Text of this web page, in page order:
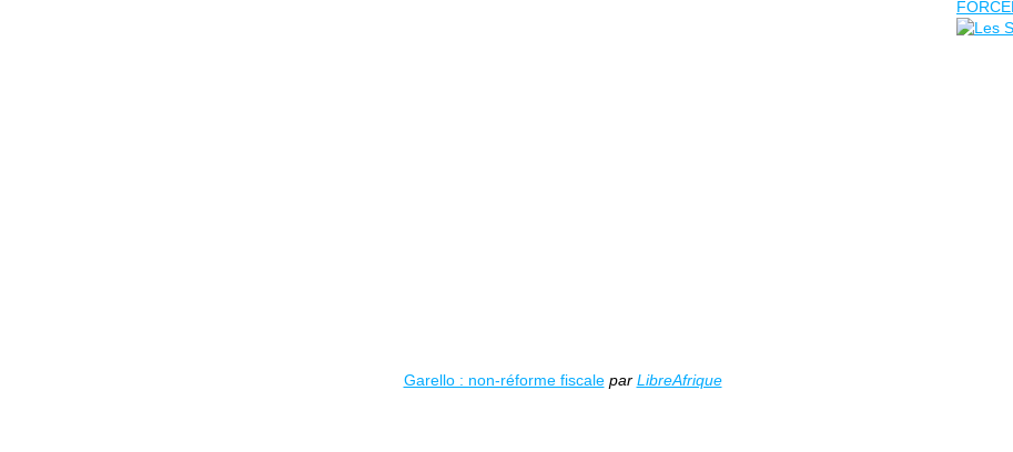
Garello : non-réforme fiscale par LibreAfrique